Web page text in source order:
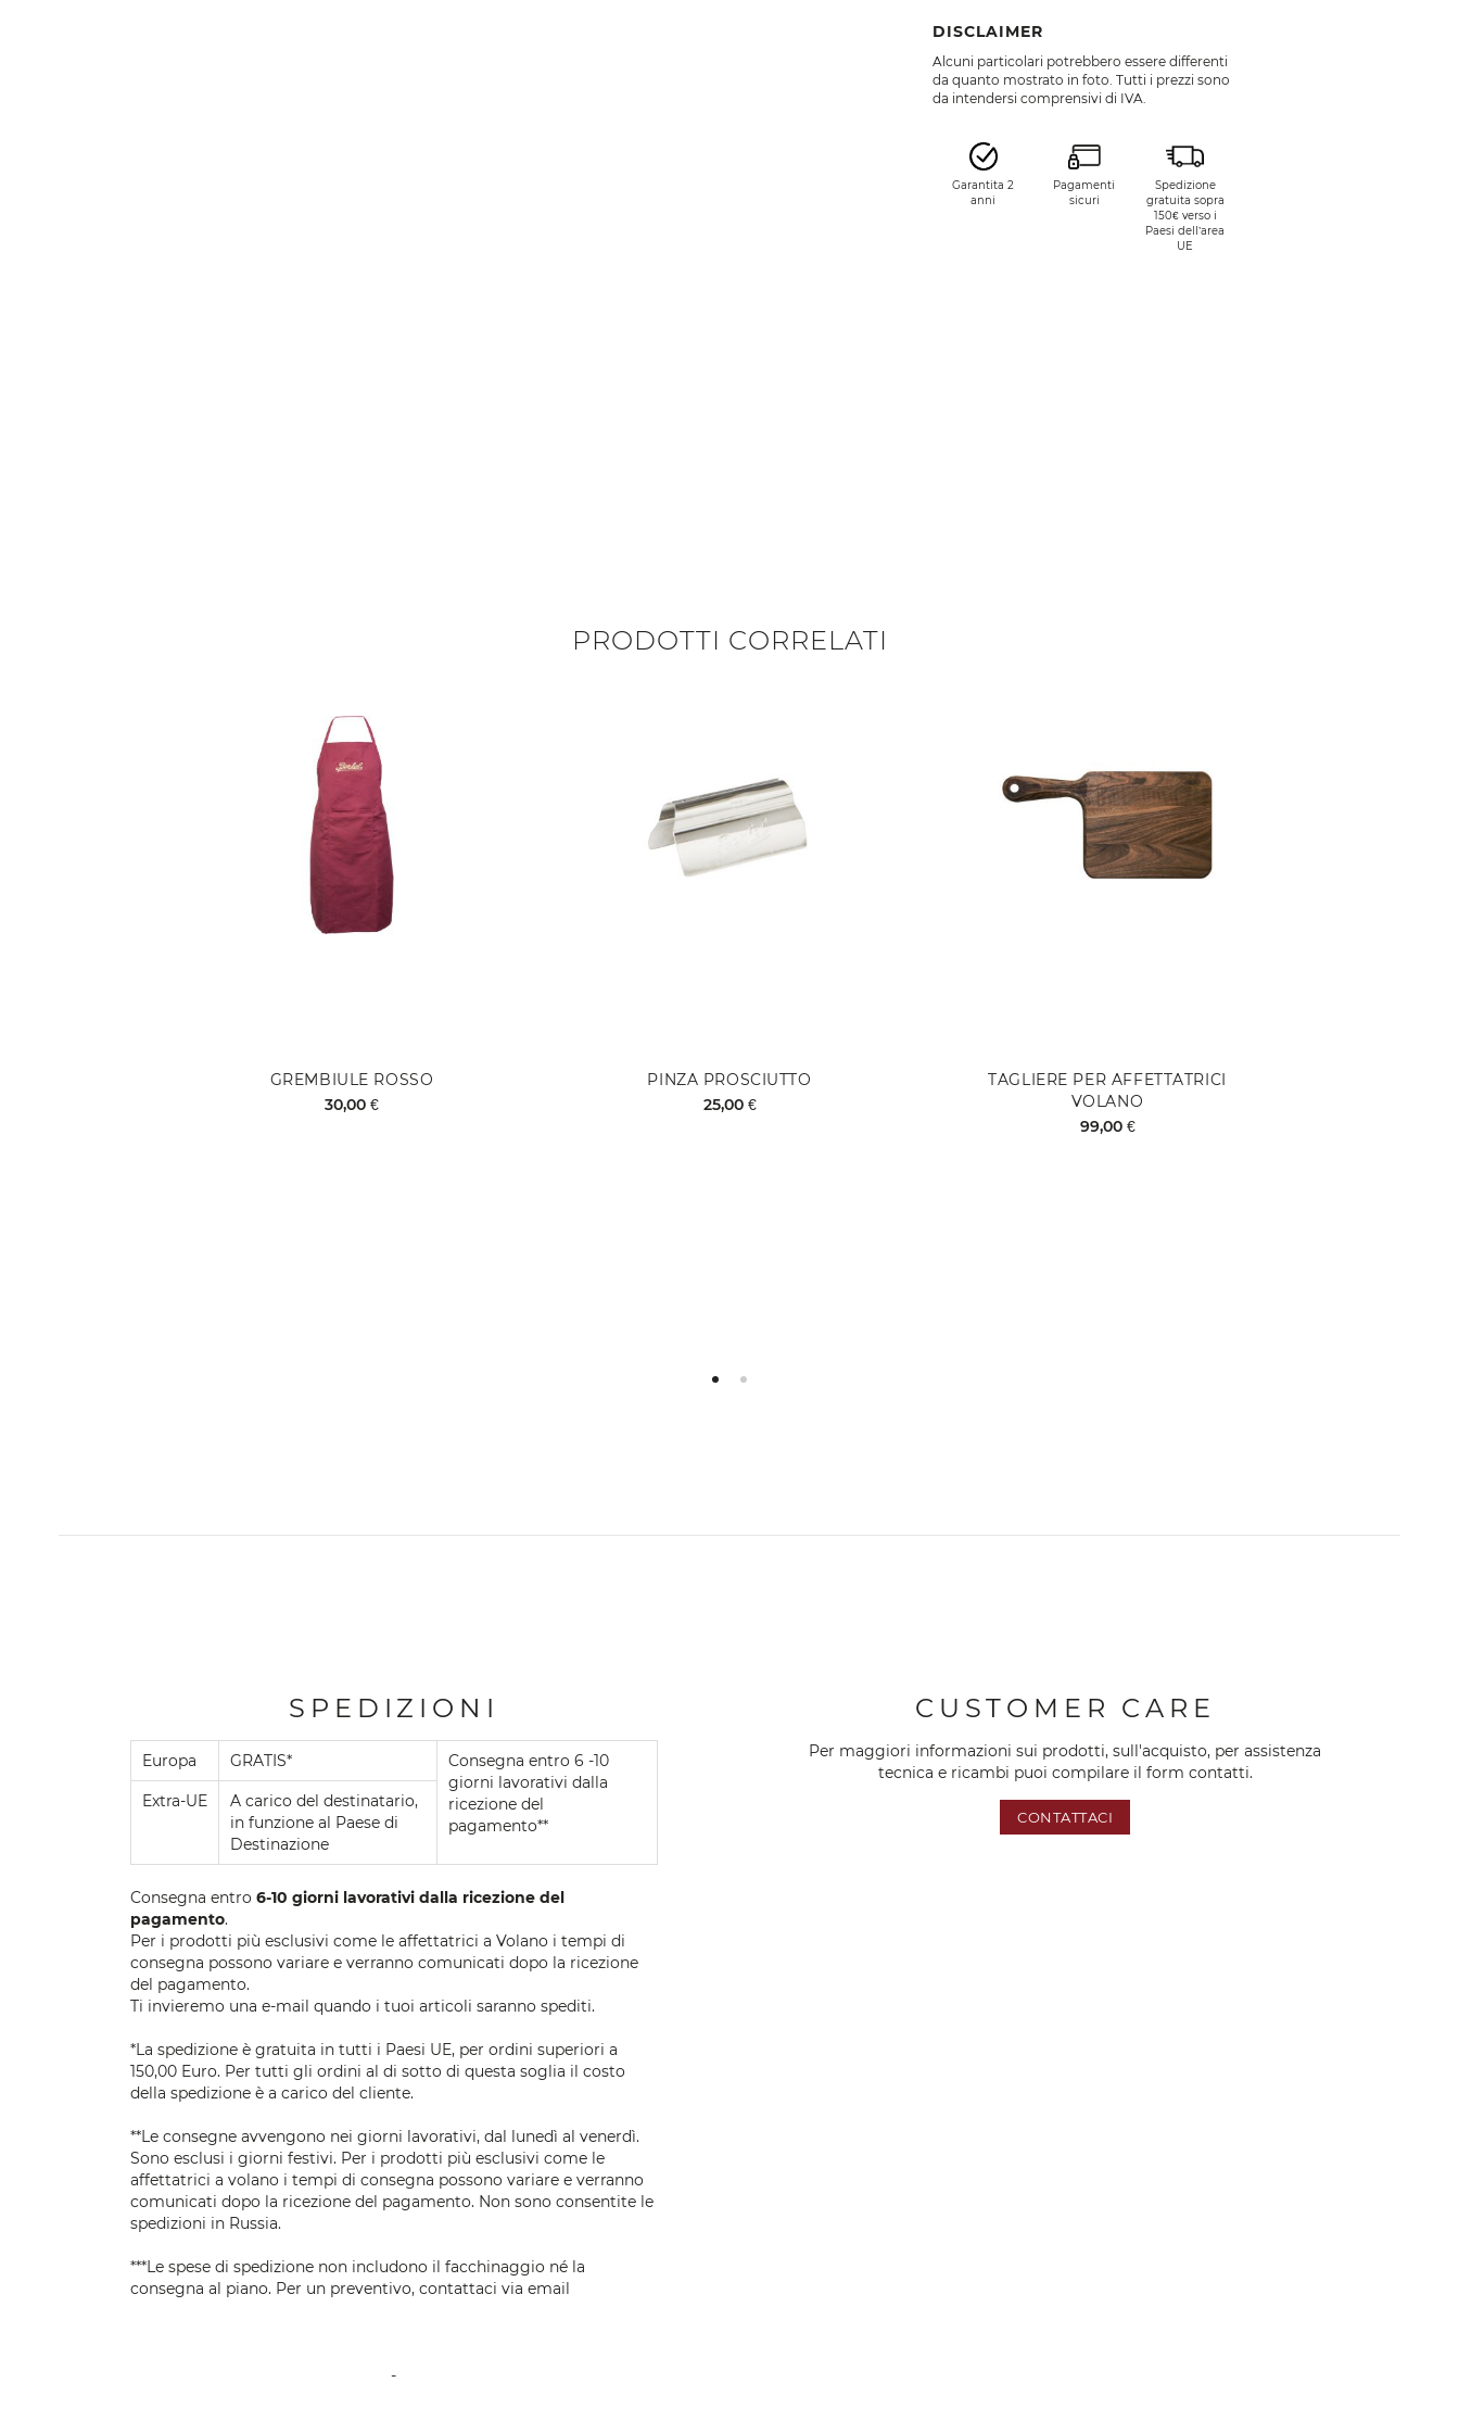
DISCLAIMER
Alcuni particolari potrebbero essere differenti
da quanto mostrato in foto. Tutti i prezzi sono
da intendersi comprensivi di IVA.
Garantita 2
anni
Pagamenti
sicuri
Spedizione
gratuita sopra
150€ verso i
Paesi dell’area
UE
PRODOTTI CORRELATI
GREMBIULE ROSSO
30,00 €
PINZA PROSCIUTTO
25,00 €
TAGLIERE PER AFFETTATRICI
VOLANO
99,00 €
SPEDIZIONI
Europa GRATIS*
Consegna entro 6 -10
giorni lavorativi dalla
ricezione del
pagamento**
Extra-UE
A carico del destinatario,
in funzione al Paese di
Destinazione
Consegna entro 6-10 giorni lavorativi dalla ricezione del
pagamento.
Per i prodotti più esclusivi come le affettatrici a Volano i tempi di
consegna possono variare e verranno comunicati dopo la ricezione
del pagamento.
Ti invieremo una e-mail quando i tuoi articoli saranno spediti.
*La spedizione è gratuita in tutti i Paesi UE, per ordini superiori a
150,00 Euro. Per tutti gli ordini al di sotto di questa soglia il costo
della spedizione è a carico del cliente.
**Le consegne avvengono nei giorni lavorativi, dal lunedì al venerdì.
Sono esclusi i giorni festivi. Per i prodotti più esclusivi come le
affettatrici a volano i tempi di consegna possono variare e verranno
comunicati dopo la ricezione del pagamento. Non sono consentite le
spedizioni in Russia.
***Le spese di spedizione non includono il facchinaggio né la
consegna al piano. Per un preventivo, contattaci via email
-
CUSTOMER CARE
Per maggiori informazioni sui prodotti, sull'acquisto, per assistenza
tecnica e ricambi puoi compilare il form contatti.
CONTATTACI